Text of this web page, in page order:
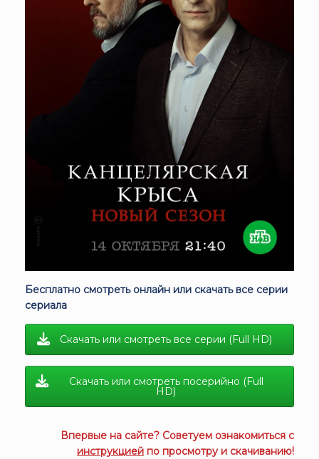
Бесплатно смотреть онлайн или скачать все серии
сериала
Скачать или смотреть все серии (Full HD)
Скачать или смотреть посерийно (Full
HD)
Впервые на сайте? Советуем ознакомиться с
инструкцией по просмотру и скачиванию!